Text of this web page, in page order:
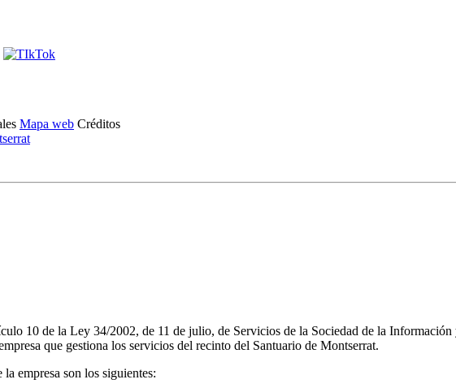
Mapa web Créditos
10 de la Ley 34/2002, de 11 de julio, de Servicios de la Sociedad de la
que gestiona los servicios del recinto del Santuario de Montserrat.
empresa son los siguientes: